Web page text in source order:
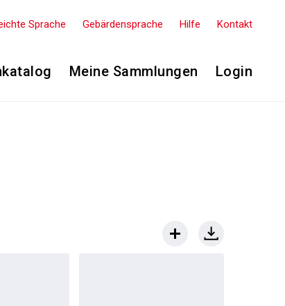
Sprache Gebärdensprache Hilfe Kontakt
Meine Sammlungen Login